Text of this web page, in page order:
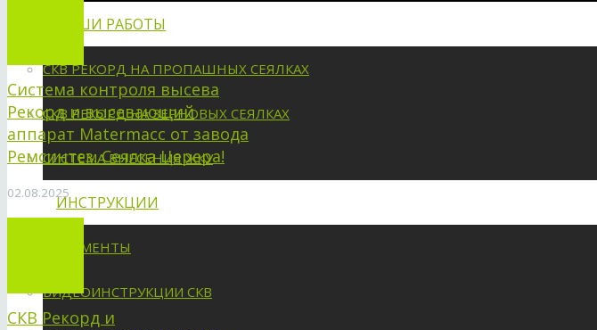
НАШИ РАБОТЫ
СКВ РЕКОРД НА ПРОПАШНЫХ СЕЯЛКАХ
СКВ РЕКОРД НА ЗЕРНОВЫХ СЕЯЛКАХ
СИСТЕМА ВНЕСЕНИЯ ЖКУ
ИНСТРУКЦИИ
ДОКУМЕНТЫ
ВИДЕОИНСТРУКЦИИ СКВ
Система контроля высева
Рекорд и высевающий
аппарат Matermacc от завода
Ремсинтез. Сеялка Церера!
02.08.2025
СКВ Рекорд и